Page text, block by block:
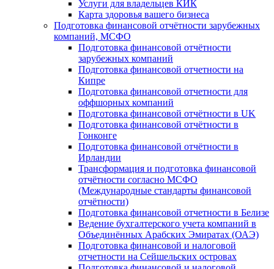
Услуги для владельцев КИК
Карта здоровья вашего бизнеса
Подготовка финансовой отчётности зарубежных
компаний, МСФО
Подготовка финансовой отчётности
зарубежных компаний
Подготовка финансовой отчетности на
Кипре
Подготовка финансовой отчетности для
оффшорных компаний
Подготовка финансовой отчётности в UK
Подготовка финансовой отчётности в
Гонконге
Подготовка финансовой отчётности в
Ирландии
Трансформация и подготовка финансовой
отчётности согласно МСФО
(Международные стандарты финансовой
отчётности)
Подготовка финансовой отчетности в Белизе
Ведение бухгалтерского учета компаний в
Объединённых Арабских Эмиратах (ОАЭ)
Подготовка финансовой и налоговой
отчетности на Сейшельских островах